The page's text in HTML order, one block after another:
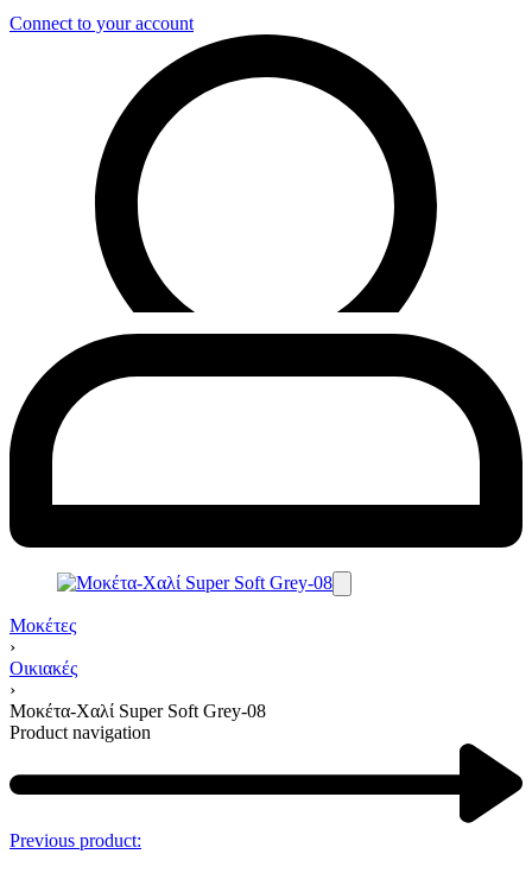
Connect to your account
Μοκέτες
›
Οικιακές
›
Μοκέτα-Χαλί Super Soft Grey-08
Product navigation
Previous product: